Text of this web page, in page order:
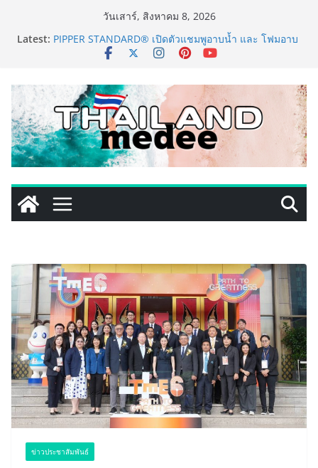
วันเสาร์, สิงหาคม 8, 2026
Latest: PIPPER STANDARD® เปิดตัวแชมพูอาบน้ำ และ โฟมอาบ
แห้งสัตว์เลี้ยง ชูนวัตกรรมพลังธรรมชาติ “Zero-Residue”
เริ่มแล้ว! อ.ต.ก.แฟร์ 4 ภาค @ภาคกลาง “มนต์เสน่ห์เกษตร
ไทย สู่ใจกลางมหานคร” ชวนชิม ช้อป สินค้าเกษตร
คุณภาพจากทั่วไทย วันนี้ – 8 สิงหาคมนี้ ณ ลานคนเมือง
ททท. ประกาศความสำเร็จ Village to the World Season
5 ผนึก 9 พันธมิตร ขับเคลื่อน ESG Tourism สืบสานพระ
ราชปณิธาน สร้างคุณค่าการท่องเที่ยวไทยอย่างยั่งยืน
เหิงลี่ แมนูแฟคเจอริ่ง เทคโนโลยี (ไทยแลนด์) เปิดโรงงาน
แห่งใหม่ในชลบุรี เดินหน้าขยายฐานการผลิตสู่เอเชียตะวัน
ออกเฉียงใต้ เสริมแกร่งยุทธศาสตร์ระดับโลก
LORDNINE จัดศึกคนดังสายเกม ไทย ปะทะ ฟิลิปปินส์ ใน
“Rise of the Tenth Lord” เปิดสงครามกิลด์ข้ามประเทศ
ข่าวประชาสัมพันธ์